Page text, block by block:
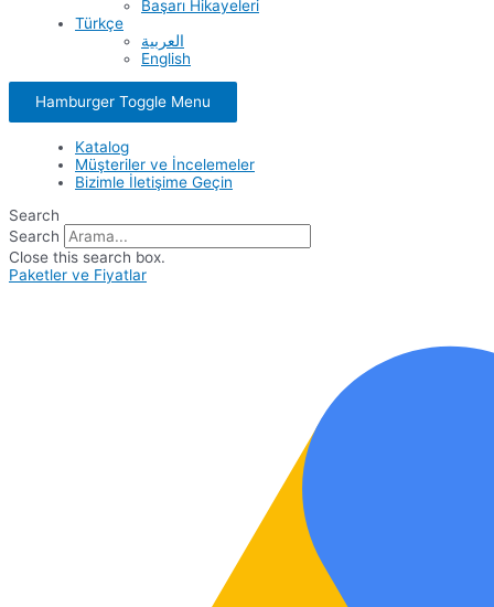
Başarı Hikayeleri
Türkçe
العربية
English
Hamburger Toggle Menu
Katalog
Müşteriler ve İncelemeler
Bizimle İletişime Geçin
Search
Search
Close this search box.
Paketler ve Fiyatlar